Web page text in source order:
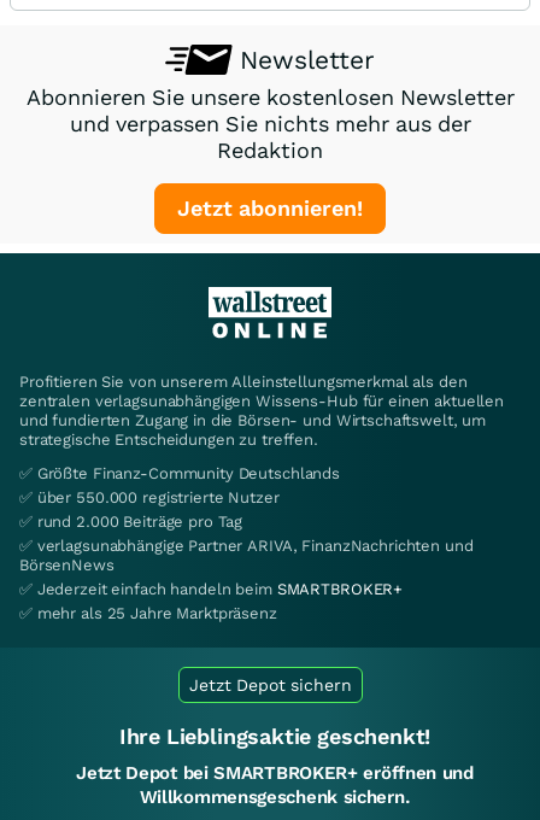
Newsletter
Abonnieren Sie unsere kostenlosen Newsletter
und verpassen Sie nichts mehr aus der
Redaktion
Jetzt abonnieren!
Profitieren Sie von unserem Alleinstellungsmerkmal als den
zentralen verlagsunabhängigen Wissens-Hub für einen aktuellen
und fundierten Zugang in die Börsen- und Wirtschaftswelt, um
strategische Entscheidungen zu treffen.
✅ Größte Finanz-Community Deutschlands
✅ über 550.000 registrierte Nutzer
✅ rund 2.000 Beiträge pro Tag
✅ verlagsunabhängige Partner ARIVA, FinanzNachrichten und
BörsenNews
✅ Jederzeit einfach handeln beim SMARTBROKER+
✅ mehr als 25 Jahre Marktpräsenz
Jetzt Depot sichern
Ihre Lieblingsaktie geschenkt!
Jetzt Depot bei SMARTBROKER+ eröffnen und
Willkommensgeschenk sichern.